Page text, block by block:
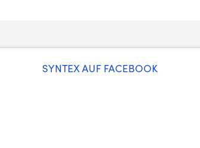
SYNTEX AUF FACEBOOK